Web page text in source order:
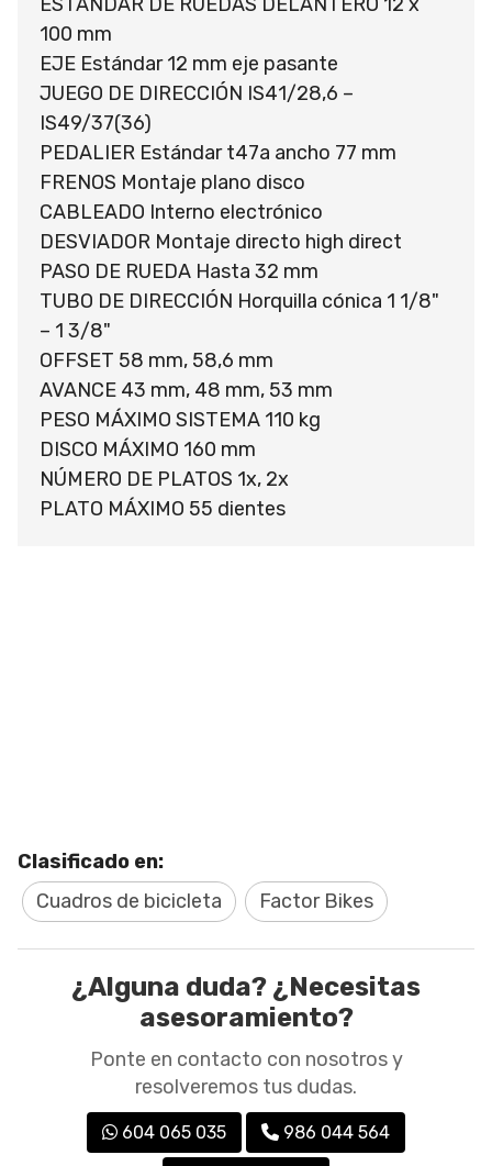
100 mm
EJE Estándar 12 mm eje pasante
JUEGO DE DIRECCIÓN IS41/28,6 –
IS49/37(36)
PEDALIER Estándar t47a ancho 77 mm
FRENOS Montaje plano disco
CABLEADO Interno electrónico
DESVIADOR Montaje directo high direct
PASO DE RUEDA Hasta 32 mm
TUBO DE DIRECCIÓN Horquilla cónica 1 1/8"
– 1 3/8"
OFFSET 58 mm, 58,6 mm
AVANCE 43 mm, 48 mm, 53 mm
PESO MÁXIMO SISTEMA 110 kg
DISCO MÁXIMO 160 mm
NÚMERO DE PLATOS 1x, 2x
PLATO MÁXIMO 55 dientes
Clasificado en:
Cuadros de bicicleta
Factor Bikes
¿Alguna duda? ¿Necesitas
asesoramiento?
Ponte en contacto con nosotros y
resolveremos tus dudas.
604 065 035 986 044 564